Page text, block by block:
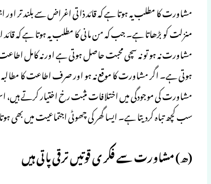
مشاورت کا مطلب یہ ہوتا ہے کہ قائد ذاتی اغراض سے بلند تر
منزلت کو بڑھاتا ہے۔ جب کہ من مانی کا مطلب یہ ہوتا ہے کہ
مشاورت نہ ہو تو نہ سچی محبت حاصل ہوتی ہے اور نہ کامل
ہوتی ہے۔ اگر مشاورت کا موقع نہ ہو اور صرف اطاعت کا
مشاورت کی موجودگی میں اختلافات مثبت رخ اختیار کرتے ہیں،
سب کچھ تباہ کردیتا ہے۔ ایسا گھر کی چھوٹی اجتماعیت میں بھی
(ھ) مشاورت سے فکر ی قوتیں ترقی پاتی ہیں